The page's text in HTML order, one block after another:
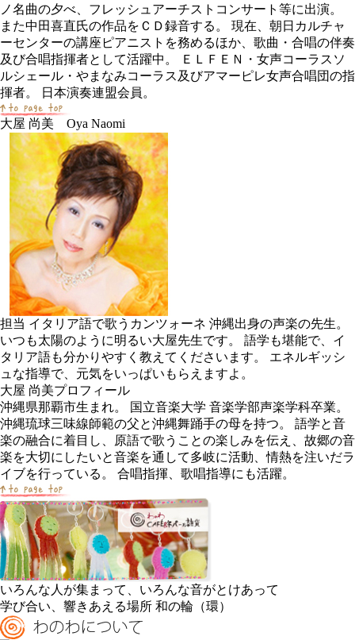
ノ名曲の夕べ、フレッシュアーチストコンサート等に出演。
また中田喜直氏の作品をＣＤ録音する。 現在、朝日カルチャ
ーセンターの講座ピアニストを務めるほか、歌曲・合唱の伴奏
及び合唱指揮者として活躍中。 ＥＬＦＥＮ・女声コーラスソ
ルシェール・やまなみコーラス及びアマーピレ女声合唱団の指
揮者。 日本演奏連盟会員。
大屋 尚美 Oya Naomi
担当 イタリア語で歌うカンツォーネ 沖縄出身の声楽の先生。
いつも太陽のように明るい大屋先生です。 語学も堪能で、イ
タリア語も分かりやすく教えてくださいます。 エネルギッシ
ュな指導で、元気をいっぱいもらえますよ。
大屋 尚美プロフィール
沖縄県那覇市生まれ。 国立音楽大学 音楽学部声楽学科卒業。
沖縄琉球三味線師範の父と沖縄舞踊手の母を持つ。 語学と音
楽の融合に着目し、原語で歌うことの楽しみを伝え、故郷の音
楽を大切にしたいと音楽を通して多岐に活動、情熱を注いだラ
イブを行っている。 合唱指揮、歌唱指導にも活躍。
いろんな人が集まって、いろんな音がとけあって
学び合い、響きあえる場所 和の輪（環）